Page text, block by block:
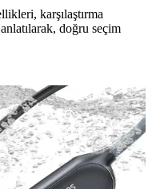
karşılaştırma
doğru seçim